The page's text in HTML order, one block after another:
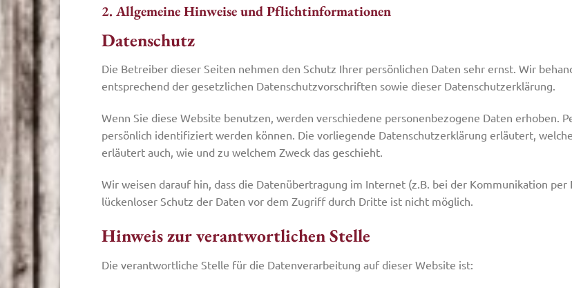
2. Allgemeine Hinweise und Pflichtinformationen
Datenschutz
Die Betreiber dieser Seiten nehmen den Schutz Ihrer persönlichen Daten sehr ernst. Wir
entsprechend der gesetzlichen Datenschutzvorschriften sowie dieser Datenschutzerklärung.
Wenn Sie diese Website benutzen, werden verschiedene personenbezogene Daten erhoben.
persönlich identifiziert werden können. Die vorliegende Datenschutzerklärung erläutert,
erläutert auch, wie und zu welchem Zweck das geschieht.
Wir weisen darauf hin, dass die Datenübertragung im Internet (z.B. bei der Kommunikation per
lückenloser Schutz der Daten vor dem Zugriff durch Dritte ist nicht möglich.
Hinweis zur verantwortlichen Stelle
Die verantwortliche Stelle für die Datenverarbeitung auf dieser Website ist: